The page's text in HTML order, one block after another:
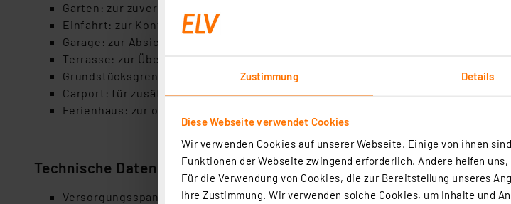
Zustimmung Details
Diese Webseite verwendet Cookies
Wir verwenden Cookies auf unserer Webseite. Einige von ihnen
Funktionen der Webseite zwingend erforderlich. Andere helfen
Für die Verwendung von Cookies, die zur Bereitstellung unseres
Ihre Zustimmung. Wir verwenden solche Cookies, um Inhalte und
Garten: zur zuverlässigen Überwachung und Kontrolle von Außenflächen
Einfahrt: zur Kontrolle von Fahrzeugen und ankommenden Personen
Garage: zur Absicherung von Autos und wertvollen Gegenständen
Terrasse: zur Überwachung von Aufenthalts- und Freizeitbereichen
Grundstücksgrenze: zur frühzeitigen Erkennung unbefugter Zugriffe
Carport: für zusätzlichen Schutz abgestellter Fahrzeuge
Ferienhaus: zur ortsunabhängigen Kontrolle und Überwachung
Technische Daten
Versorgungsspannung Steckernetzteil (Eingang): 100 V–240 VAC / 50 Hz